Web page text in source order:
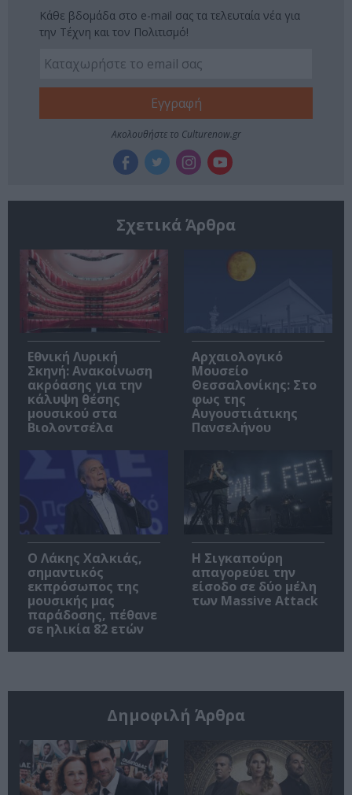
Κάθε βδομάδα στο e-mail σας τα τελευταία νέα για
την Τέχνη και τον Πολιτισμό!
Ακολουθήστε το Culturenow.gr
Σχετικά Άρθρα
Εθνική Λυρική
Σκηνή: Ανακοίνωση
ακρόασης για την
κάλυψη θέσης
μουσικού στα
Βιολοντσέλα
Αρχαιολογικό
Μουσείο
Θεσσαλονίκης: Στο
φως της
Αυγουστιάτικης
Πανσελήνου
Ο Λάκης Χαλκιάς,
σημαντικός
εκπρόσωπος της
μουσικής μας
παράδοσης, πέθανε
σε ηλικία 82 ετών
Η Σιγκαπούρη
απαγορεύει την
είσοδο σε δύο μέλη
των Massive Attack
Δημοφιλή Άρθρα